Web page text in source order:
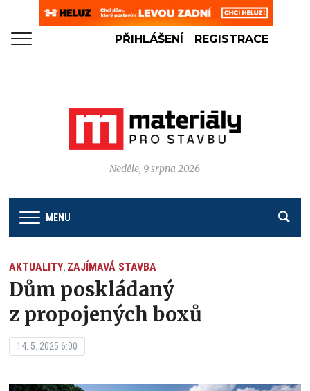
PŘIHLÁŠENÍ REGISTRACE
Neděle, 9 srpna 2026
MENU
AKTUALITY, ZAJÍMAVÁ STAVBA
Dům poskládaný
z propojených boxů
14. 5. 2025 6:00